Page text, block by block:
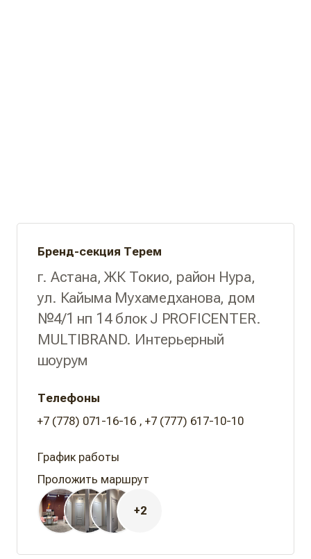
Бренд-секция Терем
г. Астана, ЖК Токио, район Нура,
ул. Кайыма Мухамедханова, дом
№4/1 нп 14 блок J PROFICENTER.
MULTIBRAND. Интерьерный
шоурум
Телефоны
+7 (778) 071-16-16, +7 (777) 617-10-10
Проложить маршрут
+2